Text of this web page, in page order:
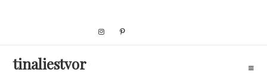
tinaliestvor